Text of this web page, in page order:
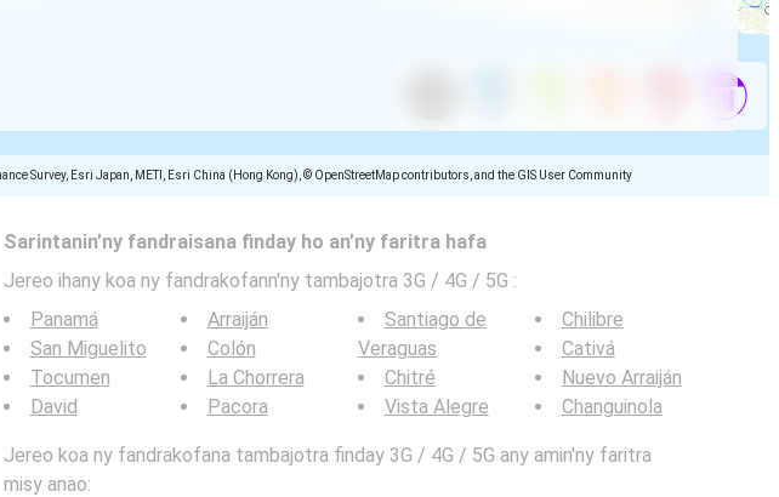
Survey, Esri Japan, METI, Esri China (Hong Kong), © OpenStreetMap contributors, and the GIS User Community
Sarintanin’ny fandraisana finday ho an’ny faritra hafa
Jereo ihany koa ny fandrakofann'ny tambajotra 3G / 4G / 5G :
Panamá
San Miguelito
Tocumen
David
Arraiján
Colón
La Chorrera
Pacora
Santiago de
Veraguas
Chitré
Vista Alegre
Chilibre
Cativá
Nuevo Arraiján
Changuinola
Jereo koa ny fandrakofana tambajotra finday 3G / 4G / 5G any amin'ny faritra
misy anao: